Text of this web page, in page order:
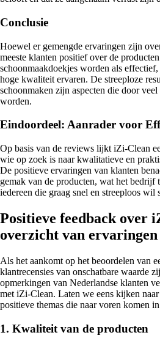
Conclusie
Hoewel er gemengde ervaringen zijn
meeste klanten positief over de
schoonmaakdoekjes worden als
hoge kwaliteit ervaren. De streeploze
schoonmaken zijn aspecten die door
worden.
Eindoordeel: Aanrader voor
Op basis van de reviews lijkt iZi-Clean
wie op zoek is naar kwalitatieve en
De positieve ervaringen van klanten
gemak van de producten, wat het bedrijf
iedereen die graag snel en streeploos wil
Positieve feedback over
overzicht van ervaringen
Als het aankomt op het beoordelen van
klantrecensies van onschatbare waarde
opmerkingen van Nederlandse klanten
met iZi-Clean. Laten we eens kijken
positieve themas die naar voren komen
1. Kwaliteit van de producten